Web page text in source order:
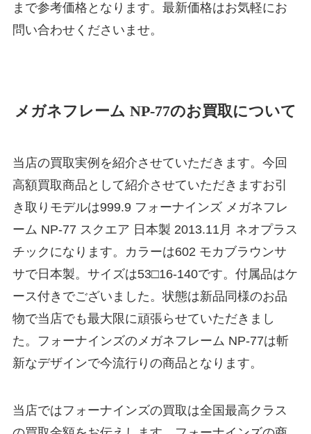
まで参考価格となります。最新価格はお気軽にお
問い合わせくださいませ。
メガネフレーム NP-77のお買取について
当店の買取実例を紹介させていただきます。今回
高額買取商品として紹介させていただきますお引
き取りモデルは999.9 フォーナインズ メガネフレ
ーム NP-77 スクエア 日本製 2013.11月 ネオプラス
チックになります。カラーは602 モカブラウンサ
サで日本製。サイズは53□16-140です。付属品はケ
ース付きでございました。状態は新品同様のお品
物で当店でも最大限に頑張らせていただきまし
た。フォーナインズのメガネフレーム NP-77は斬
新なデザインで今流行りの商品となります。
当店ではフォーナインズの買取は全国最高クラス